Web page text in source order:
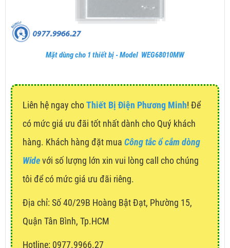
Mặt dùng cho 1 thiết bị - Model WEG68010MW
Liên hệ ngay choThiết Bị Điện Phương Minh! Để
có mức giá ưu đãi tốt nhất dành cho Quý khách
hàng. Khách hàng đặt mua Công tắc ổ cắm dòng
Widevới số lượng lớn xin vui lòng call cho chúng
tôi để có mức giá ưu đãi riêng.
Địa chỉ: Số 40/29B Hoàng Bật Đạt, Phường 15,
Quận Tân Bình, Tp.HCM
Hotline: 0977.9966.27